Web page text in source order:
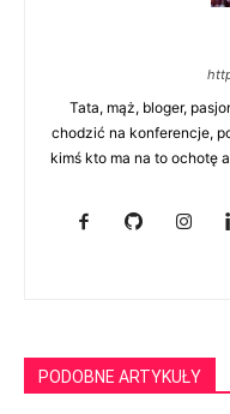
Tata, mąż, bloger,
chodzić na konferencje,
kimś kto ma na to ochotę
PODOBNE ARTYKUŁY